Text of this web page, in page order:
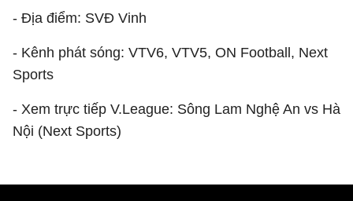
- Địa điểm: SVĐ Vinh
- Kênh phát sóng: VTV6, VTV5, ON Football, Next
Sports
- Xem trực tiếp V.League: Sông Lam Nghệ An vs Hà
Nội (Next Sports)